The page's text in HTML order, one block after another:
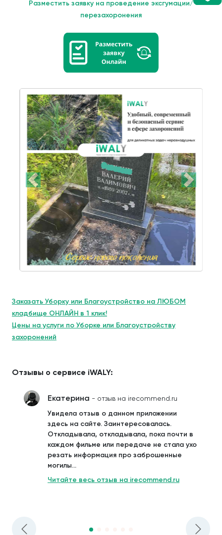
Разместить заявку на проведение эксгумации/
перезахоронения
Заказать Уборку или Благоустройство на ЛЮБОМ
кладбище ОНЛАЙН в 1 клик!
Цены на услуги по Уборке или Благоустройству
захоронений
Отзывы о сервисе iWALY:
Екатерина - отзыв на irecommend.ru
Увидела отзыв о данном приложении
здесь на сайте. Заинтересовалась.
Откладывала, откладывала, пока почти в
каждом фильме или передаче не стала ухо
резать информация про заброшенные
могилы...
Читайте весь отзыв на irecommend.ru